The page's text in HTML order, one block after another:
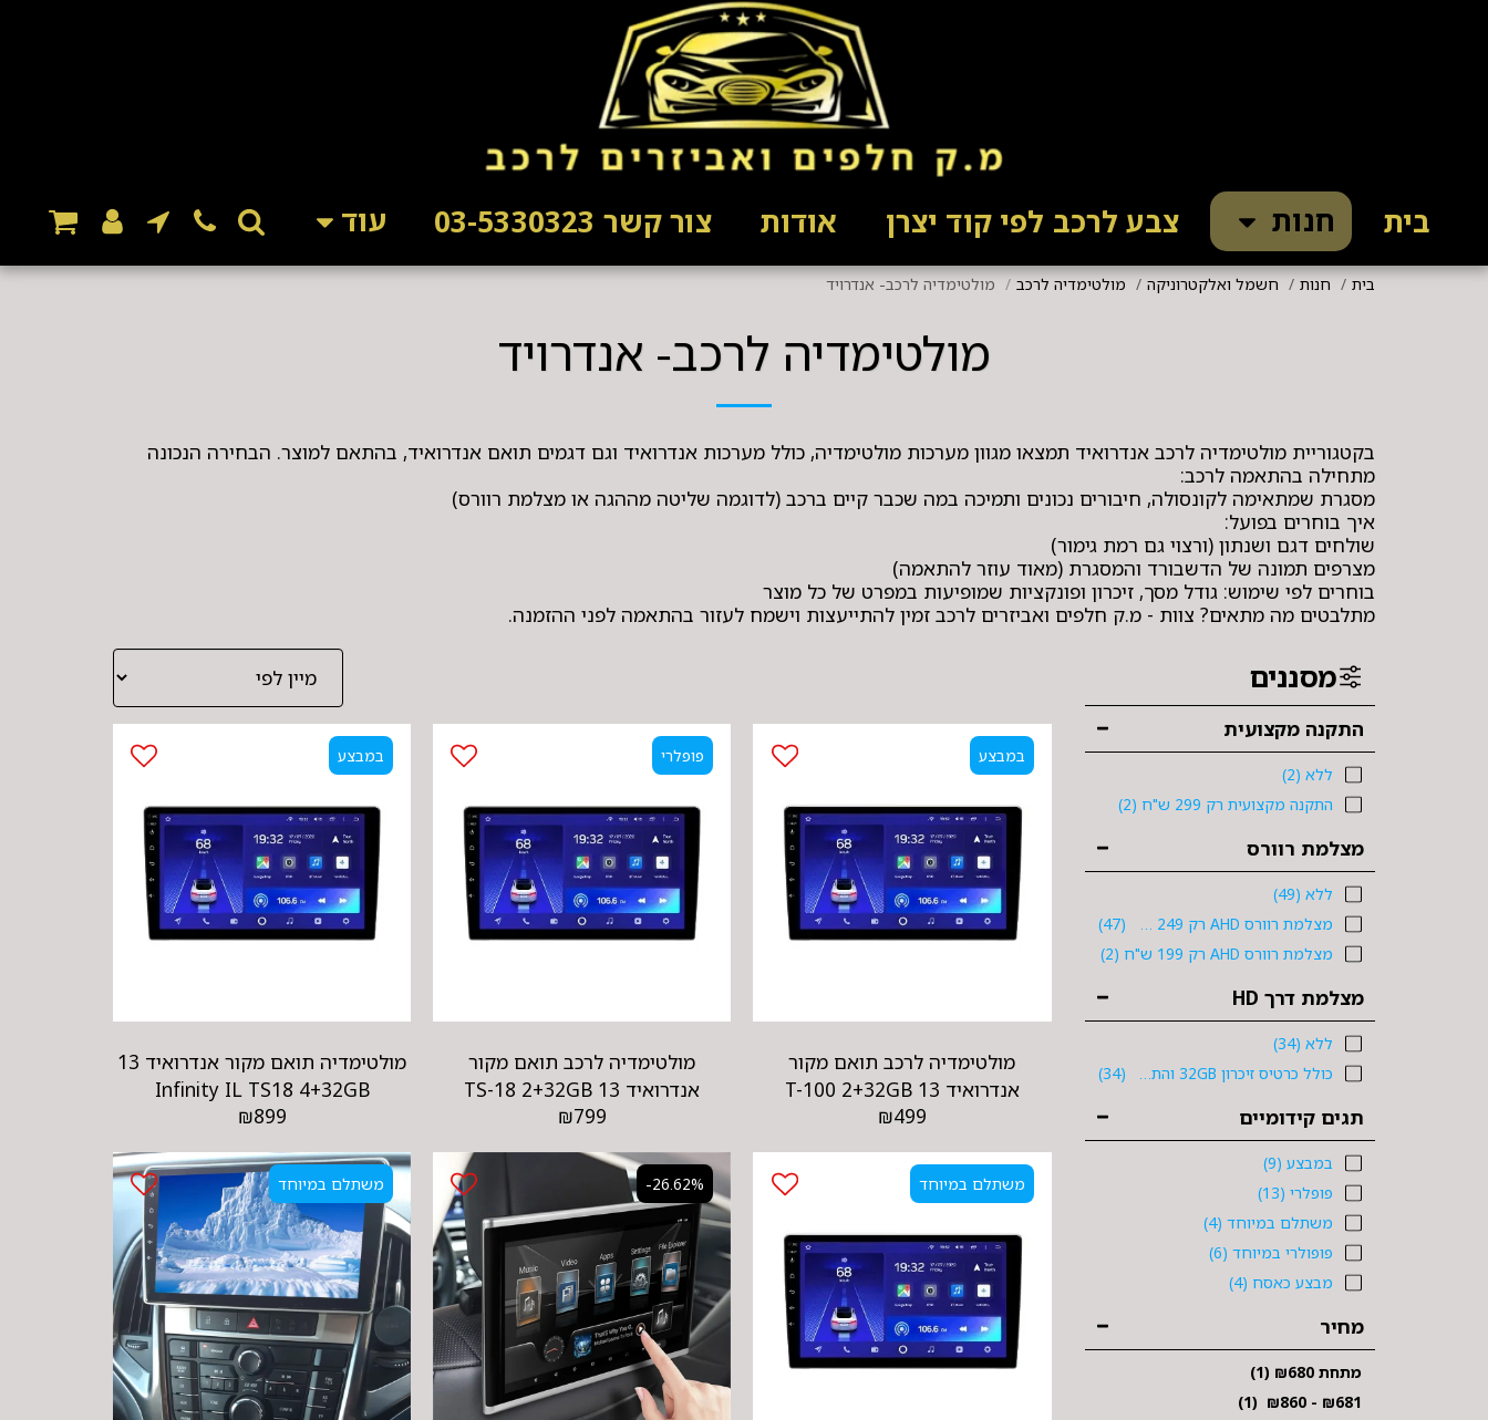
בית חנות צבע לרכב לפי קוד יצרן אודות צור קשר 03-5330323 עוד
בית חנות חשמל ואלקטרוניקה מולטימדיה לרכב מולטימדיה לרכב- אנדרויד
מולטימדיה לרכב- אנדרויד
בקטגוריית מולטימדיה לרכב אנדרואיד תמצאו מגוון מערכות מולטימדיה, כולל מערכות אנדרואיד וגם דגמים תואם אנדרואיד, בהתאם למוצר. הבחירה הנכונה
מתלבטים מה מתאים? צוות - מ.ק חלפים ואביזרים לרכב זמין להתייעצות וישמח לעזור בהתאמה לפני ההזמנה.
מסננים
מחיר
מתחת ₪680
(1)
₪681
-
₪860
(1)
מצלמת רוורס
ללא (49)
מצלמת רוורס AHD רק 249 ש"ח
(47)
מצלמת רוורס AHD רק 199 ש"ח
(2)
מצלמת דרך HD
ללא (34)
כולל כרטיס זיכרון 32GB והתקנה רק 299 ש"ח
(34)
התקנה מקצועית
ללא (2)
התקנה מקצועית רק 299 ש"ח
(2)
תגים קידומיים
במבצע (9)
פופלרי (13)
משתלם במיוחד (4)
פופולרי במיוחד (6)
מבצע כאסח (4)
במבצע
מולטימדיה לרכב תואם מקור
אנדרואיד 13 T-100 2+32GB
₪499
פופלרי
מולטימדיה לרכב תואם מקור
אנדרואיד 13 TS-18 2+32GB
₪799
במבצע
מולטימדיה תואם מקור אנדרואיד 13
Infinity IL TS18 4+32GB
₪899
משתלם במיוחד -26.62% משתלם במיוחד